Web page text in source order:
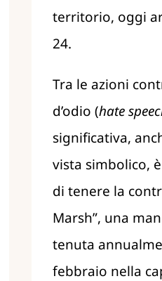
territorio, oggi
24.
Tra le azioni
d’odio (hate
significativa,
vista simbolico,
di tenere la
Marsh”, una
tenuta
febbraio nella